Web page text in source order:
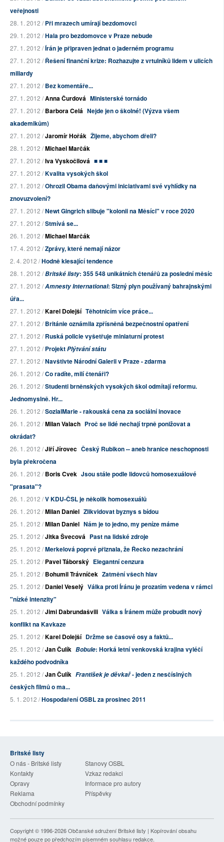
veřejnosti
28. 1. 2012 /Při mrazech umírají bezdomovci
29. 1. 2012 /Hala pro bezdomovce v Praze nebude
27. 1. 2012 /Írán je připraven jednat o jaderném programu
27. 1. 2012 /Řešení finanční krize: Rozhazujte z vrtulníků lidem v ulicích
miliardy
27. 1. 2012 /Bez komentáře...
27. 1. 2012 /Anna Čurdová Ministerské tornádo
27. 1. 2012 /Barbora Celá Nejde jen o školné! (Výzva všem
akademikům)
27. 1. 2012 /Jaromír Hořák Žijeme, abychom dřeli?
28. 1. 2012 /Michael Marčák
27. 1. 2012 /Iva Vyskočilová ■ ■ ■
27. 1. 2012 /Kvalita vysokých škol
27. 1. 2012 /Ohrozil Obama daňovými iniciativami své vyhlídky na
znovuzvolení?
27. 1. 2012 /Newt Gingrich slibuje "kolonii na Měsíci" v roce 2020
27. 1. 2012 /Stmívá se...
26. 1. 2012 /Michael Marčák
17. 4. 2012 /Zprávy, které nemají názor
2. 4. 2012 /Hodně klesající tendence
28. 1. 2012 /Britské listy: 355 548 unikátních čtenářů za poslední měsíc
27. 1. 2012 /Amnesty International: Slzný plyn používaný bahrajnskými
úřa...
27. 1. 2012 /Karel Dolejší Těhotnicím více práce...
27. 1. 2012 /Británie oznámila zpřísněná bezpečnostní opatření
27. 1. 2012 /Ruská policie vyšetřuje miniaturní protest
27. 1. 2012 /ProjektPlýtvání státu
27. 1. 2012 /Navštivte Národní Galerii v Praze - zdarma
26. 1. 2012 /Co radíte, milí čtenáři?
26. 1. 2012 /Studenti brněnských vysokých škol odmítají reformu.
Jednomyslně. Hr...
26. 1. 2012 /SozialMarie - rakouská cena za sociální inovace
26. 1. 2012 /Milan Valach Proč se lidé nechají trpně ponižovat a
okrádat?
26. 1. 2012 /Jiří Jírovec Český Rubikon -- aneb hranice neschopnosti
byla překročena
26. 1. 2012 /Boris Cvek Jsou stále podle lidovců homosexuálové
"prasata"?
26. 1. 2012 /V KDU-ČSL je několik homosexuálů
26. 1. 2012 /Milan Daniel Zlikvidovat byznys s bídou
25. 1. 2012 /Milan Daniel Nám je to jedno, my peníze máme
25. 1. 2012 /Jitka Švecová Past na lidské zdroje
25. 1. 2012 /Merkelová poprvé přiznala, že Řecko nezachrání
25. 1. 2012 /Pavel Táborský Elegantní cenzura
25. 1. 2012 /Bohumil Trávníček Zatmění všech hlav
25. 1. 2012 /Daniel Veselý Válka proti Íránu je prozatím vedena v rámci
"nízké intenzity"
25. 1. 2012 /Jimi Dabrundašvili Válka s Íránem může probudit nový
konflikt na Kavkaze
25. 1. 2012 /Karel Dolejší Držme se časové osy a faktů...
25. 1. 2012 /Jan Čulík Bobule: Horká letní venkovská krajina vyléčí
každého podvodníka
25. 1. 2012 /Jan Čulík František je děvkař- jeden z nesčíslných
českých filmů o ma...
5. 1. 2012 /Hospodaření OSBL za prosinec 2011
Britské listy
O nás - Britské listy
Stanovy OSBL
Kontakty
Vzkaz redakci
Opravy
Informace pro autory
Reklama
Příspěvky
Obchodní podmínky
Copyright © 1996-2026Občanské sdružení Britské listy | Kopírování obsahu
možné pouze po předchozím písemném souhlasu redakce.